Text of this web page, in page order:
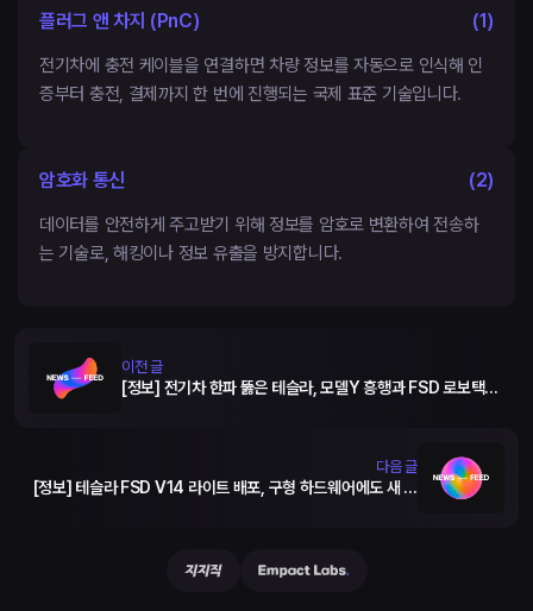
플러그 앤 차지 (PnC) (1)
전기차에 충전 케이블을 연결하면 차량 정보를 자동으로 인식해 인
증부터 충전, 결제까지 한 번에 진행되는 국제 표준 기술입니다.
암호화 통신 (2)
데이터를 안전하게 주고받기 위해 정보를 암호로 변환하여 전송하
는 기술로, 해킹이나 정보 유출을 방지합니다.
이전 글
[정보] 전기차 한파 뚫은 테슬라, 모델Y 흥행과 FSD 로보택시
다음 글
[정보] 테슬라 FSD V14 라이트 배포, 구형 하드웨어에도 새 생